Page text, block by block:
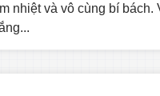
nhiệt và vô cùng bí bách.